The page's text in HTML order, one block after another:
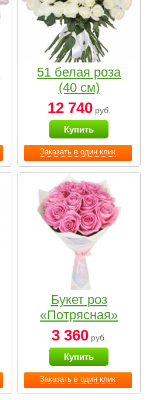
Заказать в один клик
51 белая роза
(40 см)
12 740руб.
Купить
Заказать в один клик
Букет роз
«Потрясная»
3 360руб.
Купить